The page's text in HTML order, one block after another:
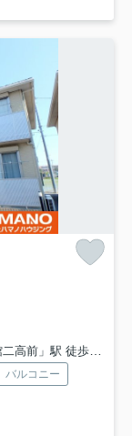
前」駅 徒歩31分
バルコニー